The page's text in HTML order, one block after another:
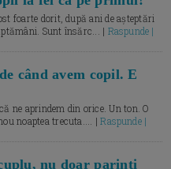
foarte dorit, după ani de așteptări
Sunt însărc... | Raspunde |
când avem copil. E
ne aprindem din orice. Un ton. O
noaptea trecuta.... |Raspunde |
nu doar parinti